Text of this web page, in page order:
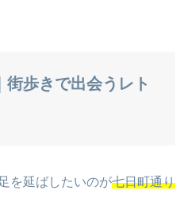
歩きで出会うレト
を延ばしたいのが七日町通り